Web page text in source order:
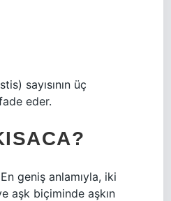
sayısının üç
eder.
geniş anlamıyla, iki
aşk biçiminde aşkın